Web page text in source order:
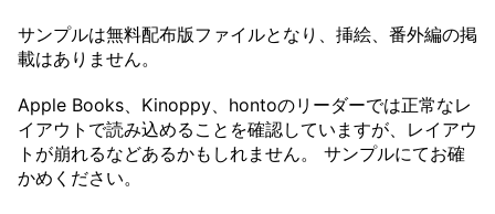
サンプルは無料配布版ファイルとなり、挿絵、番外編の掲
載はありません。
Apple Books、Kinoppy、hontoのリーダーでは正常なレ
イアウトで読み込めることを確認していますが、レイアウ
トが崩れるなどあるかもしれません。 サンプルにてお確
かめください。